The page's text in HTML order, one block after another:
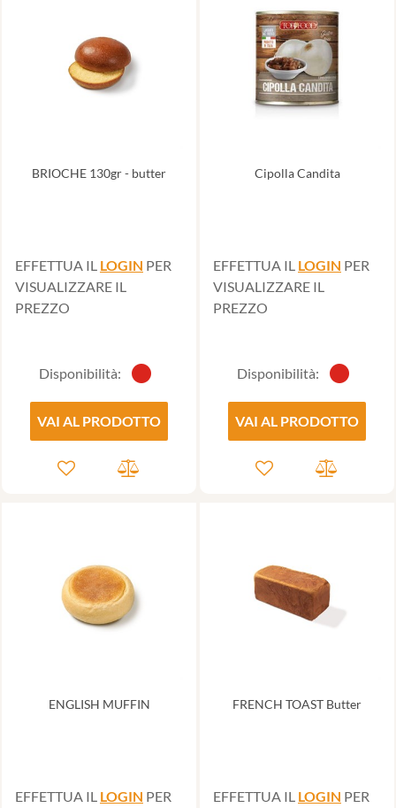
BRIOCHE 130gr - butter
EFFETTUA IL LOGIN PER
VISUALIZZARE IL
PREZZO
Disponibilità:
VAI AL PRODOTTO
Cipolla Candita
EFFETTUA IL LOGIN PER
VISUALIZZARE IL
PREZZO
Disponibilità:
VAI AL PRODOTTO
ENGLISH MUFFIN
EFFETTUA IL LOGIN PER
FRENCH TOAST Butter
EFFETTUA IL LOGIN PER